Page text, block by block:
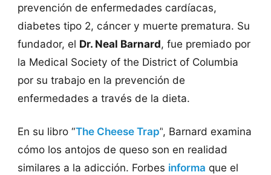
prevención de enfermedades cardíacas,
diabetes tipo 2, cáncer y muerte prematura. Su
fundador, el Dr. Neal Barnard, fue premiado por
la Medical Society of the District of Columbia
por su trabajo en la prevención de
enfermedades a través de la dieta.
En su libro “The Cheese Trap”, Barnard examina
cómo los antojos de queso son en realidad
similares a la adicción. Forbes informa que el